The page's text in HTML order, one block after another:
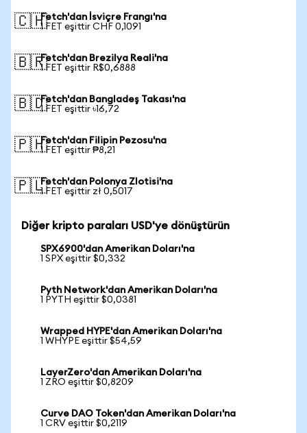
🇨🇭Fetch'dan İsviçre Frangı'na
1 FET eşittir CHF 0,1091
🇧🇷Fetch'dan Brezilya Reali'na
1 FET eşittir R$0,6888
🇧🇩Fetch'dan Bangladeş Takası'na
1 FET eşittir ৳16,72
🇵🇭Fetch'dan Filipin Pezosu'na
1 FET eşittir ₱8,21
🇵🇱Fetch'dan Polonya Zlotisi'na
1 FET eşittir zł 0,5017
Diğer kripto paraları USD'ye dönüştürün
SPX6900'dan Amerikan Doları'na
1 SPX eşittir $0,332
Pyth Network'dan Amerikan Doları'na
1 PYTH eşittir $0,0381
Wrapped HYPE'dan Amerikan Doları'na
1 WHYPE eşittir $54,59
LayerZero'dan Amerikan Doları'na
1 ZRO eşittir $0,8209
Curve DAO Token'dan Amerikan Doları'na
1 CRV eşittir $0,2119